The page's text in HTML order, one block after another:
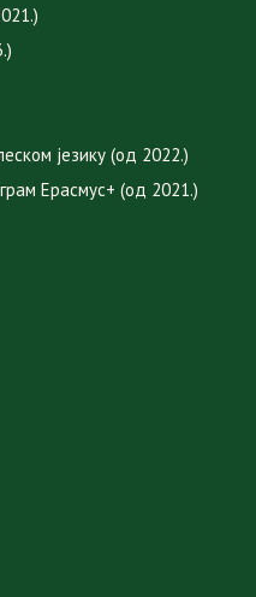
језику (од 2022.)
Ерасмус+ (од 2021.)